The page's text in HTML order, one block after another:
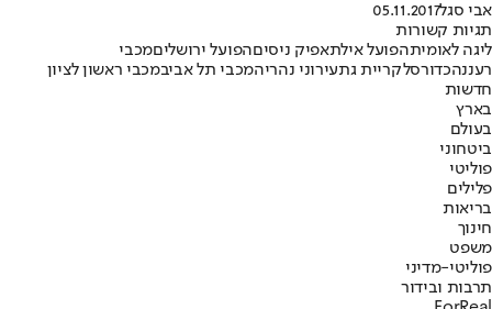
אבי סגל05.11.2017
תגיות קשורות
ליגה לאומיתהפועל אילתאפיק ניסיםהפועל ירושליםמכבי
רעננהכדורסלקריית גתעירוני נהריהמכבי תל אביבמכבי ראשון לציון
חדשות
בארץ
בעולם
ביטחוני
פוליטי
פלילים
בריאות
חינוך
משפט
פוליטי-מדיני
תרבות ובידור